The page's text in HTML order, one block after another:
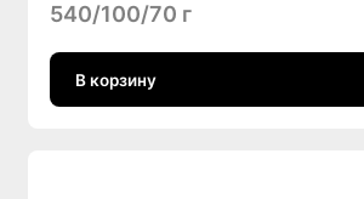
540/100/70 г
В корзину